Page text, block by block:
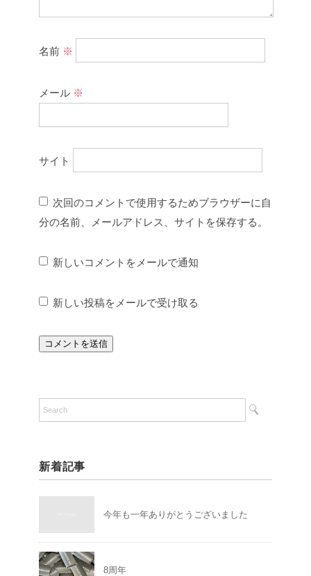
名前 ※
メール ※
サイト
次回のコメントで使用するためブラウザーに自
分の名前、メールアドレス、サイトを保存する。
新しいコメントをメールで通知
新しい投稿をメールで受け取る
新着記事
今年も一年ありがとうございました
8周年